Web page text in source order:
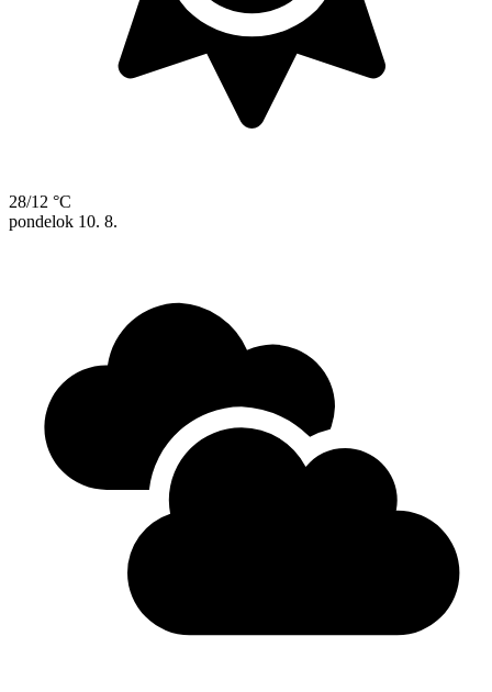
28/12 °C
pondelok 10. 8.